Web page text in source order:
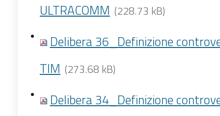
ULTRACOMM (228.73 kB)
Delibera 36_Definizione
TIM (273.68 kB)
Delibera 34_Definizione